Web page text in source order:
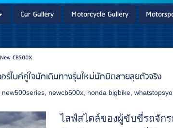
Car Gallery Motorcycle Gallery
New CB500X
อร์ไบค์คู่ใจนักเดินทางรุ่นใหม่นักบิดสายลุยตัวจริง
new500series newcb500x honda bigbike ,
ไลฟ์สไตล์ของผู้ขับขี่รถจัก